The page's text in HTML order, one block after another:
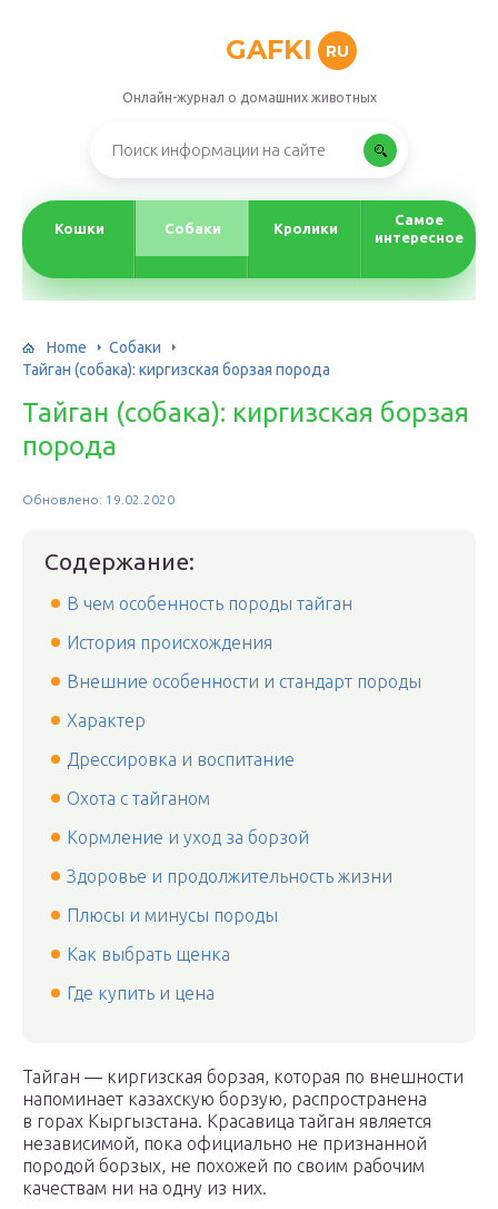
GAFKI RU
Онлайн-журнал о домашних животных
Кошки Собаки Кролики
Самое
интересное
Home
Собаки
Тайган (собака): киргизская борзая порода
Тайган (собака): киргизская борзая
порода
Обновлено: 19.02.2020
Содержание:
В чем особенность породы тайган
История происхождения
Внешние особенности и стандарт породы
Характер
Дрессировка и воспитание
Охота с тайганом
Кормление и уход за борзой
Здоровье и продолжительность жизни
Плюсы и минусы породы
Как выбрать щенка
Где купить и цена
Тайган — киргизская борзая, которая по внешности
напоминает казахскую борзую, распространена
в горах Кыргызстана. Красавица тайган является
независимой, пока официально не признанной
породой борзых, не похожей по своим рабочим
качествам ни на одну из них.